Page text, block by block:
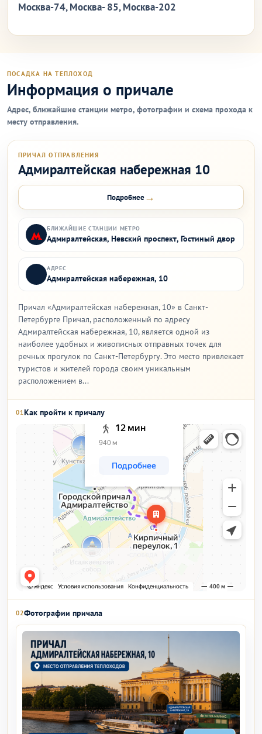
Москва-74, Москва- 85, Москва-202
ПОСАДКА НА ТЕПЛОХОД
Информация о причале
Адрес, ближайшие станции метро, фотографии и схема прохода к
месту отправления.
ПРИЧАЛ ОТПРАВЛЕНИЯ
Адмиралтейская набережная 10
Подробнее→
БЛИЖАЙШИЕ СТАНЦИИ МЕТРО
Адмиралтейская, Невский проспект, Гостиный двор
АДРЕС
Адмиралтейская набережная, 10
Причал «Адмиралтейская набережная, 10» в Санкт-
Петербурге Причал, расположенный по адресу
Адмиралтейская набережная, 10, является одной из
наиболее удобных и живописных отправных точек для
речных прогулок по Санкт-Петербургу. Это место привлекает
туристов и жителей города своим уникальным
расположением в...
01 Как пройти к причалу
02Фотографии причала